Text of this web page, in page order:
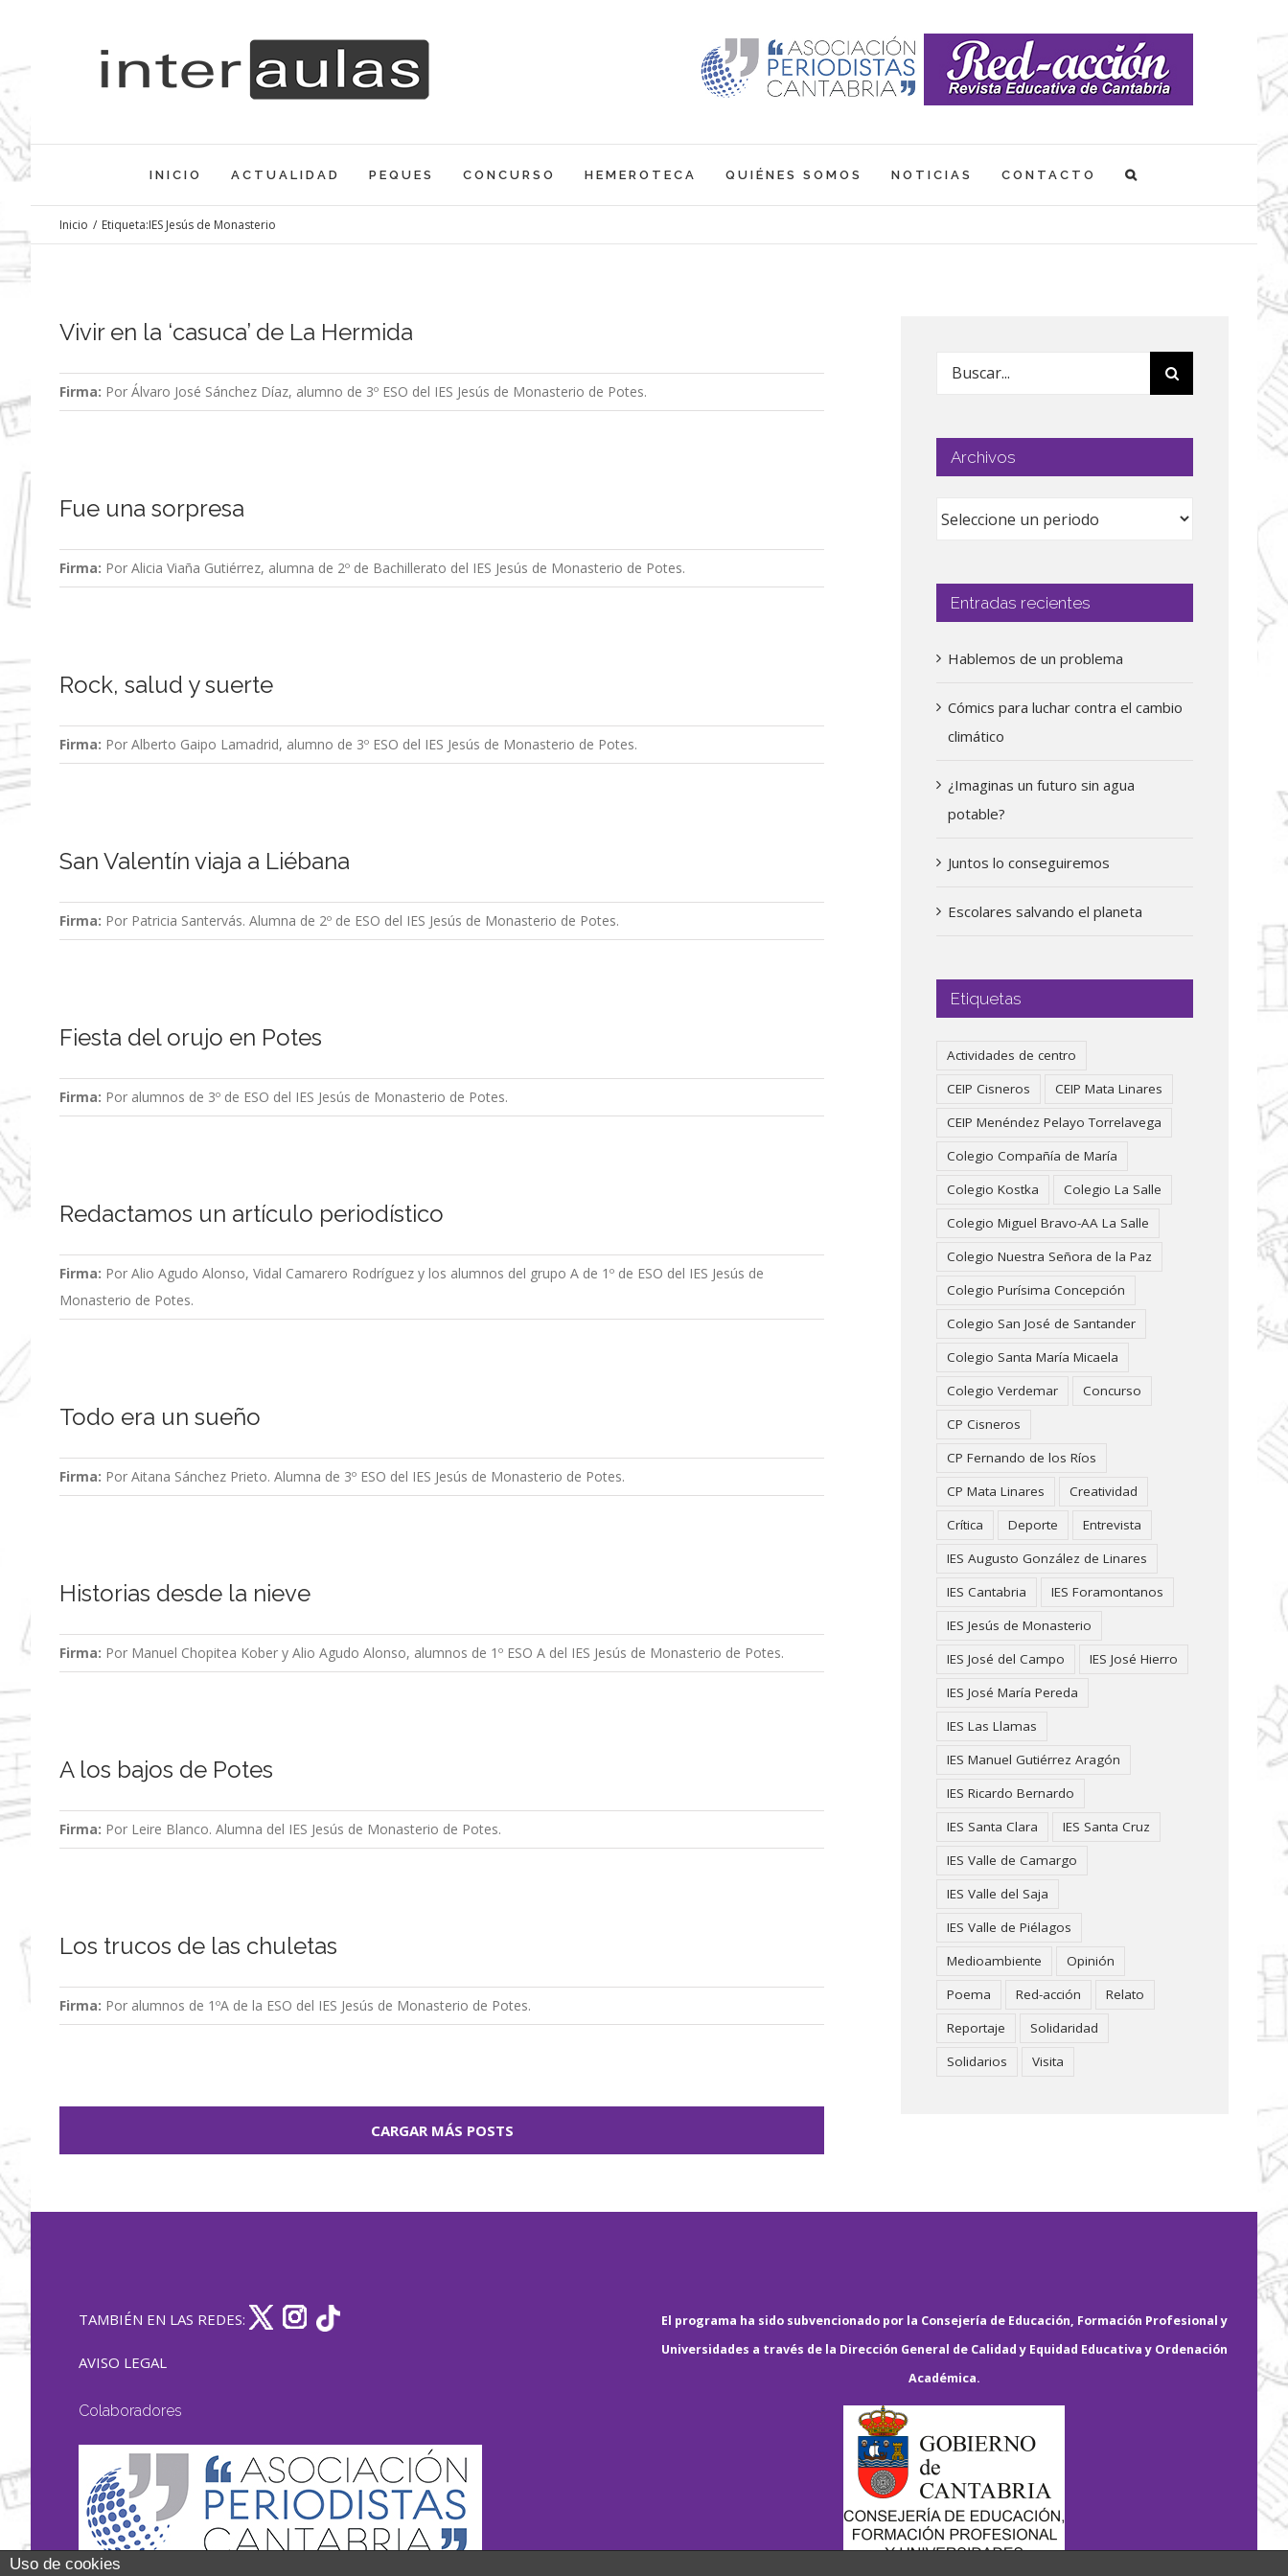
contenido
INICIO ACTUALIDAD PEQUES CONCURSO HEMEROTECA QUIÉNES SOMOS NOTICIAS CONTACTO
Inicio / Etiqueta:IES Jesús de Monasterio
Vivir en la ‘casuca’ de La Hermida
Firma: Por Álvaro José Sánchez Díaz, alumno de 3º ESO del IES Jesús de Monasterio de Potes.
Fue una sorpresa
Firma: Por Alicia Viaña Gutiérrez, alumna de 2º de Bachillerato del IES Jesús de Monasterio de Potes.
Rock, salud y suerte
Firma: Por Alberto Gaipo Lamadrid, alumno de 3º ESO del IES Jesús de Monasterio de Potes.
San Valentín viaja a Liébana
Firma: Por Patricia Santervás. Alumna de 2º de ESO del IES Jesús de Monasterio de Potes.
Fiesta del orujo en Potes
Firma: Por alumnos de 3º de ESO del IES Jesús de Monasterio de Potes.
Redactamos un artículo periodístico
Firma: Por Alio Agudo Alonso, Vidal Camarero Rodríguez y los alumnos del grupo A de 1º de ESO del IES Jesús de
Monasterio de Potes.
Todo era un sueño
Firma: Por Aitana Sánchez Prieto. Alumna de 3º ESO del IES Jesús de Monasterio de Potes.
Historias desde la nieve
Firma: Por Manuel Chopitea Kober y Alio Agudo Alonso, alumnos de 1º ESO A del IES Jesús de Monasterio de Potes.
A los bajos de Potes
Firma: Por Leire Blanco. Alumna del IES Jesús de Monasterio de Potes.
Los trucos de las chuletas
Firma: Por alumnos de 1ºA de la ESO del IES Jesús de Monasterio de Potes.
CARGAR MÁS POSTS
Buscar:
Archivos
Entradas recientes
Hablemos de un problema
Cómics para luchar contra el cambio
climático
¿Imaginas un futuro sin agua
potable?
Juntos lo conseguiremos
Escolares salvando el planeta
Etiquetas
Actividades de centro
CEIP Cisneros
CEIP Mata Linares
CEIP Menéndez Pelayo Torrelavega
Colegio Compañía de María
Colegio Kostka
Colegio La Salle
Colegio Miguel Bravo-AA La Salle
Colegio Nuestra Señora de la Paz
Colegio Purísima Concepción
Colegio San José de Santander
Colegio Santa María Micaela
Colegio Verdemar
Concurso
CP Cisneros
CP Fernando de los Ríos
CP Mata Linares
Creatividad
Crítica
Deporte
Entrevista
IES Augusto González de Linares
IES Cantabria
IES Foramontanos
IES Jesús de Monasterio
IES José del Campo
IES José Hierro
IES José María Pereda
IES Las Llamas
IES Manuel Gutiérrez Aragón
IES Ricardo Bernardo
IES Santa Clara
IES Santa Cruz
IES Valle de Camargo
IES Valle del Saja
IES Valle de Piélagos
Medioambiente
Opinión
Poema
Red-acción
Relato
Reportaje
Solidaridad
Solidarios
Visita
TAMBIÉN EN LAS REDES:
AVISO LEGAL
Colaboradores
El programa ha sido subvencionado por la Consejería de Educación, Formación Profesional y
Universidades a través de la Dirección General de Calidad y Equidad Educativa y Ordenación
Académica.
Uso de cookies